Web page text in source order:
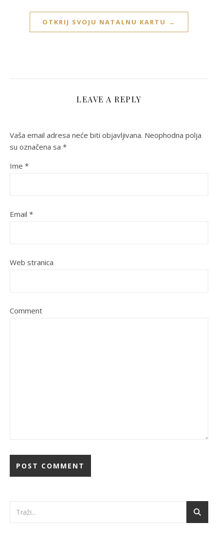
OTKRIJ SVOJU NATALNU KARTU →
LEAVE A REPLY
Vaša email adresa neće biti objavljivana. Neophodna polja
su označena sa *
Ime *
Email *
Web stranica
Comment